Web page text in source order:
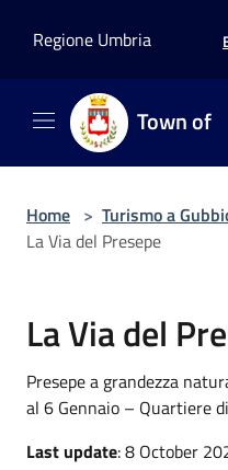
Regione Umbria
Town of
Home > Turismo a
La Via del Presepe
La Via del
Presepe a grandezza
al 6 Gennaio – Quartiere
Last update: 8 October